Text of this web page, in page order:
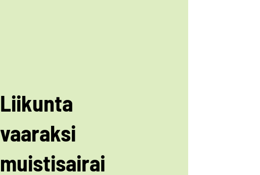
Liikunta
vaaraksi
muistisairai